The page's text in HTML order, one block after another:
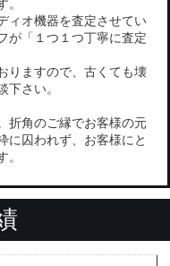
。
ィオ機器を査定させてい
が「１つ１つ丁寧に査定
りますので、古くても壊
下さい。
折角のご縁でお客様の元
に囚われず、お客様にと
。